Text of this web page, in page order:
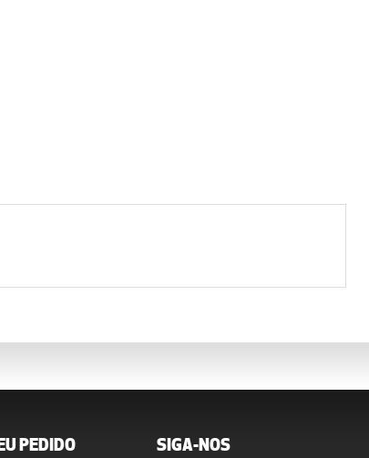
PEDIDO SIGA-NOS